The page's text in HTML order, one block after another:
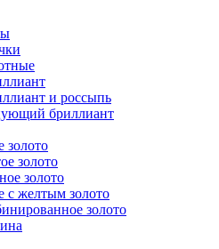
и россыпь
бриллиант
золото
золото
золото
с желтым золото
золото